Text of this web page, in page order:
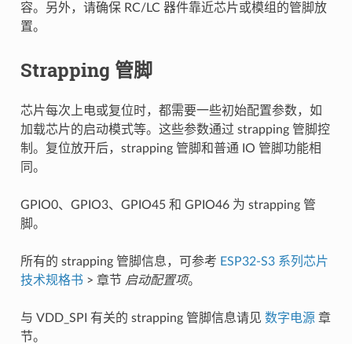
容。另外，请确保 RC/LC 器件靠近芯片或模组的管脚放
置。
Strapping 管脚
芯片每次上电或复位时，都需要一些初始配置参数，如
加载芯片的启动模式等。这些参数通过 strapping 管脚控
制。复位放开后，strapping 管脚和普通 IO 管脚功能相
同。
GPIO0、GPIO3、GPIO45 和 GPIO46 为 strapping 管
脚。
所有的 strapping 管脚信息，可参考 ESP32-S3 系列芯片
技术规格书 > 章节 启动配置项。
与 VDD_SPI 有关的 strapping 管脚信息请见 数字电源 章
节。